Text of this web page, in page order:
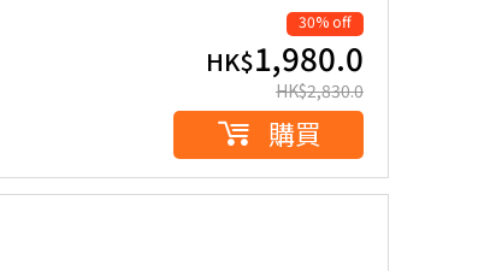
30% off
HK$1,980.0
HK$2,830.0
購買